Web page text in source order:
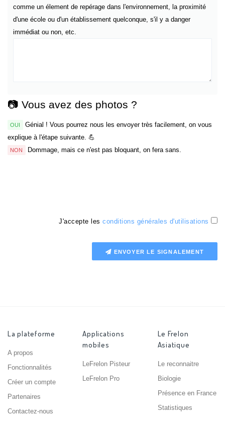
comme un élement de repérage dans l'environnement, la proximité
d'une école ou d'un établissement quelconque, s'il y a danger
immédiat ou non, etc.
📷 Vous avez des photos ?
OUI
Génial ! Vous pourrez nous les envoyer très facilement, on vous
explique à l'étape suivante. 💪
NON Dommage, mais ce n'est pas bloquant, on fera sans.
J'accepte les conditions générales d'utilisations
ENVOYER LE SIGNALEMENT
La plateforme
A propos
Fonctionnalités
Créer un compte
Partenaires
Contactez-nous
Applications
mobiles
LeFrelon Pisteur
LeFrelon Pro
Le Frelon
Asiatique
Le reconnaitre
Biologie
Présence en France
Statistiques